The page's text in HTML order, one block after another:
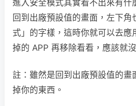
進入安全模式其實看不出來有什
回到出廠預設值的畫面，左下角
式」的字樣，這時你就可以去應
掉的 APP 再移除看看，應該就
註：雖然是回到出廠預設值的畫
掉你的東西。